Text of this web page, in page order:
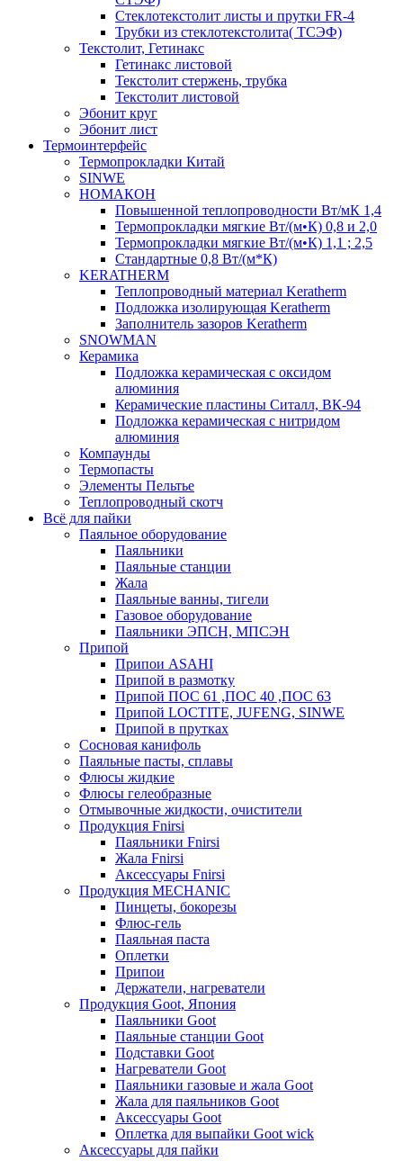
Стеклотекстолит листы и прутки FR-4
Трубки из стеклотекстолита( ТСЭФ)
Текстолит, Гетинакс
Гетинакс листовой
Текстолит стержень, трубка
Текстолит листовой
Эбонит круг
Эбонит лист
Термоинтерфейс
Термопрокладки Китай
SINWE
НОМАКОН
Повышенной теплопроводности Вт/мК 1,4
Термопрокладки мягкие Вт/(м•К) 0,8 и 2,0
Термопрокладки мягкие Вт/(м•К) 1,1 ; 2,5
Стандартные 0,8 Вт/(м*К)
KERATHERM
Теплопроводный материал Keratherm
Подложка изолирующая Keratherm
Заполнитель зазоров Keratherm
SNOWMAN
Керамика
Подложка керамическая с оксидом
алюминия
Керамические пластины Ситалл, ВК-94
Подложка керамическая с нитридом
алюминия
Компаунды
Термопасты
Элементы Пельтье
Теплопроводный скотч
Всё для пайки
Паяльное оборудование
Паяльники
Паяльные станции
Жала
Паяльные ванны, тигели
Газовое оборудование
Паяльники ЭПСН, МПСЭН
Припой
Припои ASAHI
Припой в размотку
Припой ПОС 61 ,ПОС 40 ,ПОС 63
Припой LOCTITE, JUFENG, SINWE
Припой в прутках
Сосновая канифоль
Паяльные пасты, сплавы
Флюсы жидкие
Флюсы гелеобразные
Отмывочные жидкости, очистители
Продукция Fnirsi
Паяльники Fnirsi
Жала Fnirsi
Аксессуары Fnirsi
Продукция MECHANIC
Пинцеты, бокорезы
Флюс-гель
Паяльная паста
Оплетки
Припои
Держатели, нагреватели
Продукция Goot, Япония
Паяльники Goot
Паяльные станции Goot
Подставки Goot
Нагреватели Goot
Паяльники газовые и жала Goot
Жала для паяльников Goot
Аксессуары Goot
Оплетка для выпайки Goot wick
Аксессуары для пайки